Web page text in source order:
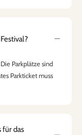
Parkplätze sind
Parkticket muss
für das